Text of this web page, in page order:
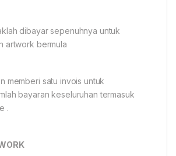
dibayar sepenuhnya untuk
artwork bermula
memberi satu invois untuk
bayaran keseluruhan termasuk
.